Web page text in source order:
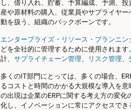
し、借り入れ、貯蓄、予算編成、予測、
産や原材料の購入、従業員やサプライヤ
動を扱う、組織のバックボーンです。
エンタープライズ・リソース・プランニン
どを全社的に管理するために使用されま
計、サプライチェーン管理、 リスク管理、
多くのIT部門にとっては、多くの場合、
るコストと時間のかかる大規模な導入を
の出現は企業のERPに関する考え方の変
化し、イノベーションに常にアクセスで